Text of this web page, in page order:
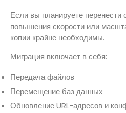
Если вы планируете перенести
повышения скорости или
копии крайне необходимы.
Миграция включает в себя:
Передача файлов
Перемещение баз данных
Обновление URL-адресов и